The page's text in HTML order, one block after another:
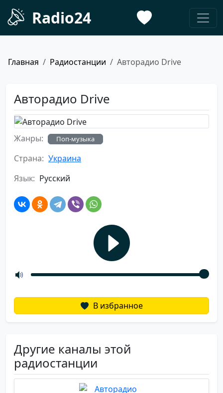
Radio24
Главная Радиостанции Авторадио Drive
Авторадио Drive
Жанры: Поп-музыка
Страна: Украина
Язык: Русский
В избранное
Другие каналы этой
радиостанции